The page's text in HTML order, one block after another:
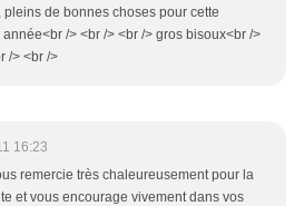
pleins de bonnes choses pour cette
/> <br /> <br /> gros bisoux<br />
/> <br />
16:23
remercie très chaleureusement pour la
et vous encourage vivement dans vos